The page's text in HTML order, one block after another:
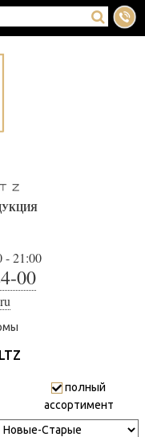
- 21:00
00
полный
ассортимент